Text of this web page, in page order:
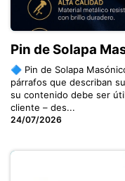
Pin de Solapa
🔷 Pin de Solapa
párrafos que describan
su contenido debe ser
cliente – des...
24/07/2026